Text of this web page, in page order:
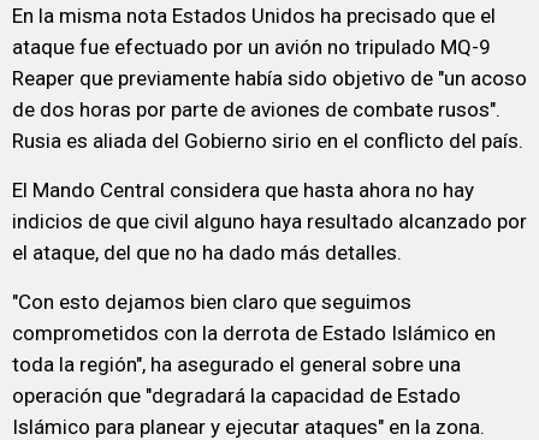
En la misma nota Estados Unidos ha precisado que el
ataque fue efectuado por un avión no tripulado MQ-9
Reaper que previamente había sido objetivo de "un acoso
de dos horas por parte de aviones de combate rusos".
Rusia es aliada del Gobierno sirio en el conflicto del país.
El Mando Central considera que hasta ahora no hay
indicios de que civil alguno haya resultado alcanzado por
el ataque, del que no ha dado más detalles.
"Con esto dejamos bien claro que seguimos
comprometidos con la derrota de Estado Islámico en
toda la región", ha asegurado el general sobre una
operación que "degradará la capacidad de Estado
Islámico para planear y ejecutar ataques" en la zona.